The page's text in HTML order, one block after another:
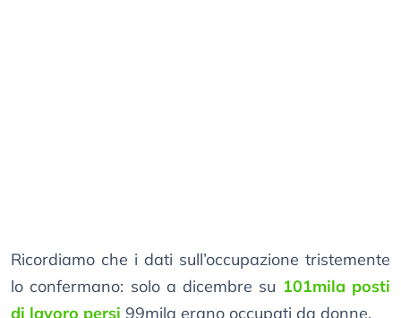
Ricordiamo che i dati sull’occupazione tristemente
lo confermano: solo a dicembre su 101mila posti
di lavoro persi 99mila erano occupati da donne.